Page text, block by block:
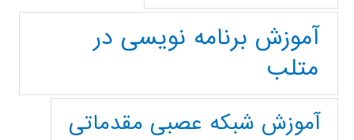
آموزش برنامه نویسی در
متلب
آموزش شبکه عصبی مقدماتی